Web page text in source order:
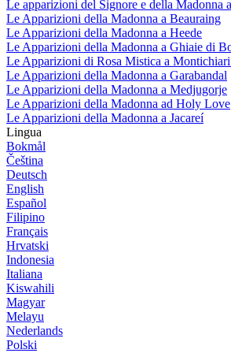
Le apparizioni del Signore e della Madonna
Le Apparizioni della Madonna a Beauraing
Le Apparizioni della Madonna a Heede
Le Apparizioni della Madonna a Ghiaie di
Le Apparizioni di Rosa Mistica a
Le Apparizioni della Madonna a Garabandal
Le Apparizioni della Madonna a Medjugorje
Le Apparizioni della Madonna ad Holy Love
Le Apparizioni della Madonna a Jacareí
Lingua
Bokmål
Čeština
Deutsch
English
Español
Filipino
Français
Hrvatski
Indonesia
Italiana
Kiswahili
Magyar
Melayu
Nederlands
Polski